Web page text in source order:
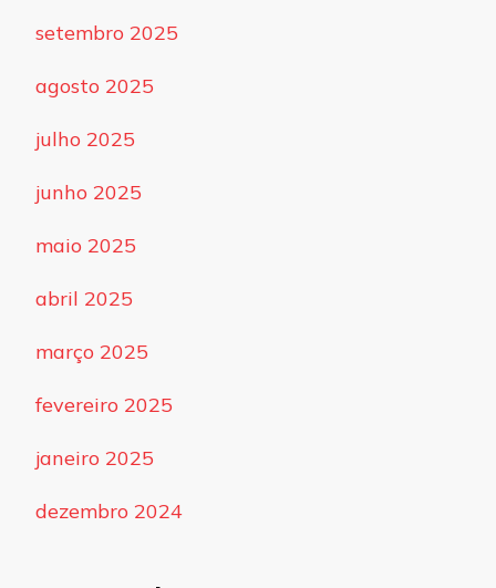
setembro 2025
agosto 2025
julho 2025
junho 2025
maio 2025
abril 2025
março 2025
fevereiro 2025
janeiro 2025
dezembro 2024